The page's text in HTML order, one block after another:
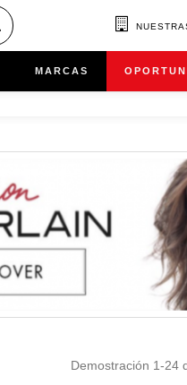
MARCAS
Demostración 1-24